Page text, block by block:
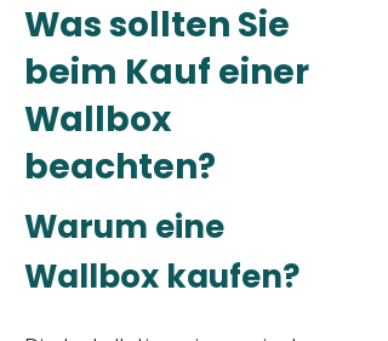
Was sollten Sie
beim Kauf einer
Wallbox
beachten?
Warum eine
Wallbox kaufen?